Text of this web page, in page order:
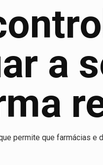
a
permite que farmácias